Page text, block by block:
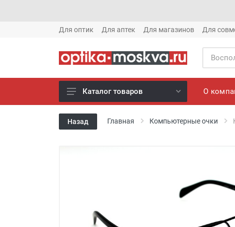
Для оптик Для аптек Для магазинов Для
Новое готовые очки (1621)
Новое солнце (1613)
Известные бренды (212)
Каталог товаров О
Назад Главная Компьютерные очки